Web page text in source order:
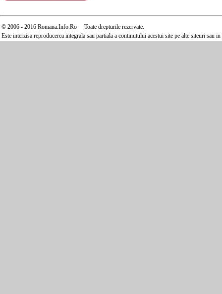
© 2006 - 2016 Romana.Info.Ro Toate drepturile rezervate.
Este interzisa reproducerea integrala sau partiala a continutului acestui site pe alte siteuri sau